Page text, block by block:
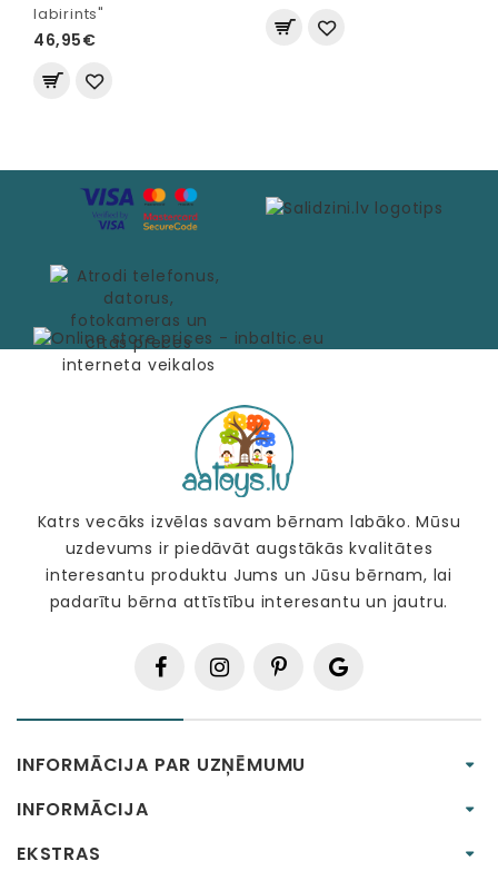
labirints"
46,95€
Katrs vecāks izvēlas savam bērnam labāko. Mūsu
uzdevums ir piedāvāt augstākās kvalitātes
interesantu produktu Jums un Jūsu bērnam, lai
padarītu bērna attīstību interesantu un jautru.
INFORMĀCIJA PAR UZŅĒMUMU
INFORMĀCIJA
EKSTRAS